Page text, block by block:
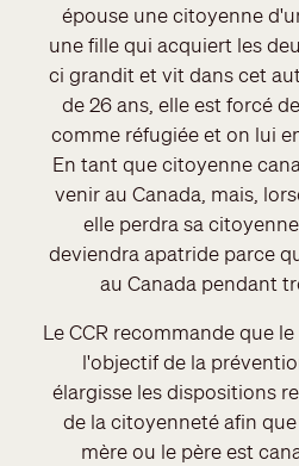
épouse une citoyenne
une fille qui acquiert les
ci grandit et vit dans cet
de 26 ans, elle est forcé
comme réfugiée et on lui
En tant que citoyenne
venir au Canada, mais,
elle perdra sa
deviendra apatride parce
au Canada pendant
Le CCR recommande que
l'objectif de la
élargisse les dispositions
de la citoyenneté afin
mère ou le père est